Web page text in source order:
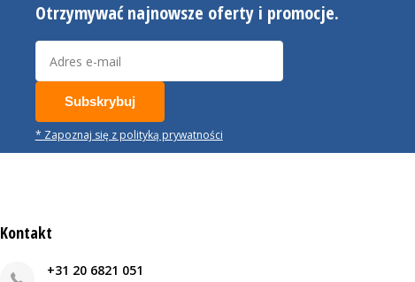
Otrzymywać najnowsze oferty i promocje.
Subskrybuj
* Zapoznaj się z polityką prywatności
Kontakt
+31 20 6821 051